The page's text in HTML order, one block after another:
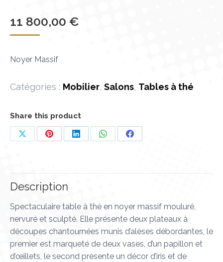
11 800,00 €
Noyer Massif
Catégories : Mobilier, Salons, Tables à thé
Share this product
PartagerPartagerPartagerPartagerPartager
Description
Spectaculaire table à thé en noyer massif mouluré,
nervuré et sculpté. Elle présente deux plateaux à
découpes chantournées munis d’alèses débordantes, le
premier est marqueté de deux vases, d’un papillon et
d’œillets, le second présente un décor d’iris et de